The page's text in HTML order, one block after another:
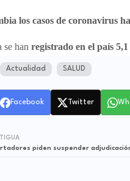
los casos de coronavirus
se han registrado en el país
Actualidad SALUD
Facebook Twitter
piden suspender